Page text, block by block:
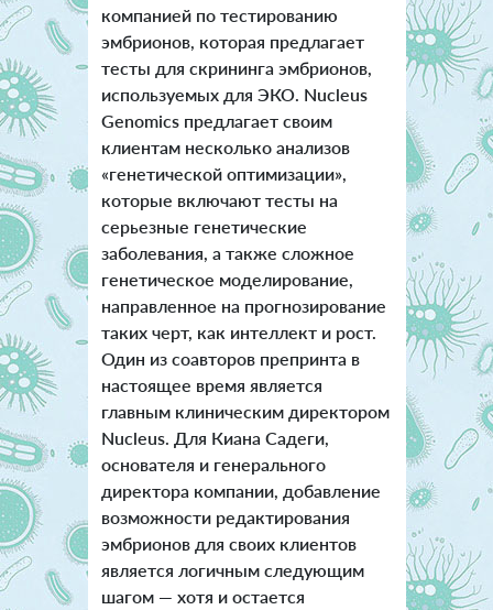
компанией по тестированию
эмбрионов, которая предлагает
тесты для скрининга эмбрионов,
используемых для ЭКО. Nucleus
Genomics предлагает своим
клиентам несколько анализов
«генетической оптимизации»,
которые включают тесты на
серьезные генетические
заболевания, а также сложное
генетическое моделирование,
направленное на прогнозирование
таких черт, как интеллект и рост.
Один из соавторов препринта в
настоящее время является
главным клиническим директором
Nucleus. Для Киана Садеги,
основателя и генерального
директора компании, добавление
возможности редактирования
эмбрионов для своих клиентов
является логичным следующим
шагом — хотя и остается